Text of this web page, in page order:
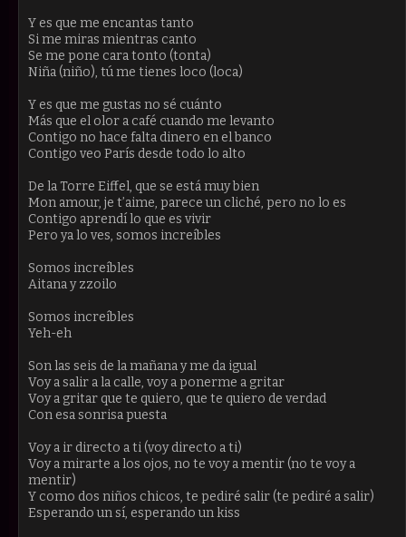
Y es que me encantas tanto
Si me miras mientras canto
Se me pone cara tonto (tonta)
Niña (niño), tú me tienes loco (loca)
Y es que me gustas no sé cuánto
Más que el olor a café cuando me levanto
Contigo no hace falta dinero en el banco
Contigo veo París desde todo lo alto
De la Torre Eiffel, que se está muy bien
Mon amour, je t’aime, parece un cliché, pero no lo es
Contigo aprendí lo que es vivir
Pero ya lo ves, somos increíbles
Somos increíbles
Aitana y zzoilo
Somos increíbles
Yeh-eh
Son las seis de la mañana y me da igual
Voy a salir a la calle, voy a ponerme a gritar
Voy a gritar que te quiero, que te quiero de verdad
Con esa sonrisa puesta
Voy a ir directo a ti (voy directo a ti)
Voy a mirarte a los ojos, no te voy a mentir (no te voy a
mentir)
Y como dos niños chicos, te pediré salir (te pediré a salir)
Esperando un sí, esperando un kiss